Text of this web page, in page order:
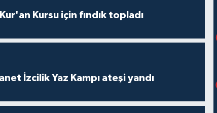
Kursu için fındık topladı
İzcilik Yaz Kampı ateşi yandı